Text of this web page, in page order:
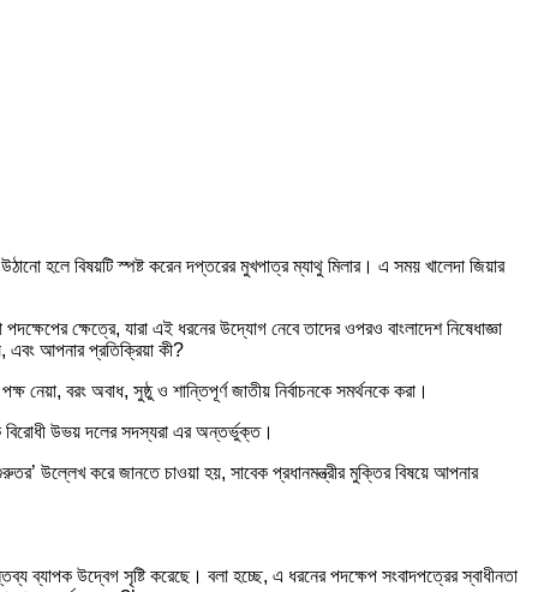
হলে বিষয়টি স্পষ্ট করেন দপ্তরের মুখপাত্র ম্যাথু মিলার। এ সময় খালেদা জিয়ার
ক্ষেত্রে, যারা এই ধরনের উদ্যোগ নেবে তাদের ওপরও বাংলাদেশ নিষেধাজ্ঞা
এবং আপনার প্রতিক্রিয়া কী?
নেয়া, বরং অবাধ, সুষ্ঠু ও শান্তিপূর্ণ জাতীয় নির্বাচনকে সমর্থনকে করা।
বিরোধী উভয় দলের সদস্যরা এর অন্তর্ভুক্ত।
উল্লেখ করে জানতে চাওয়া হয়, সাবেক প্রধানমন্ত্রীর মুক্তির বিষয়ে আপনার
ব্যাপক উদ্বেগ সৃষ্টি করেছে। বলা হচ্ছে, এ ধরনের পদক্ষেপ সংবাদপত্রের স্বাধীনতা